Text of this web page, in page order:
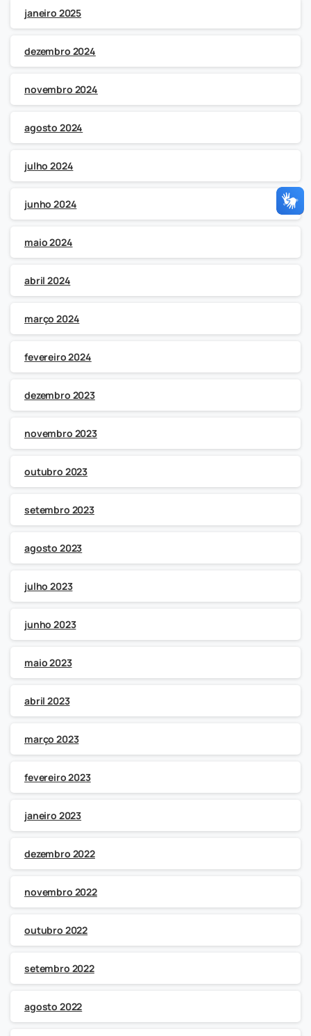
janeiro 2025
dezembro 2024
novembro 2024
agosto 2024
julho 2024
junho 2024
maio 2024
abril 2024
março 2024
fevereiro 2024
dezembro 2023
novembro 2023
outubro 2023
setembro 2023
agosto 2023
julho 2023
junho 2023
maio 2023
abril 2023
março 2023
fevereiro 2023
janeiro 2023
dezembro 2022
novembro 2022
outubro 2022
setembro 2022
agosto 2022